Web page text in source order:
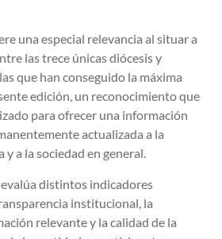
una especial relevancia al situar a
las trece únicas diócesis y
que han conseguido la máxima
edición, un reconocimiento que
para ofrecer una información
actualizada a la
a la sociedad en general.
distintos indicadores
institucional, la
relevante y la calidad de la